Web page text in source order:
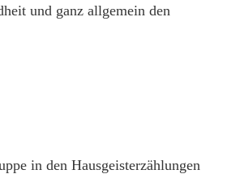
und ganz allgemein den
in den Hausgeisterzählungen